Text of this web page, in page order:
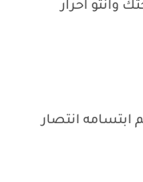
وانتو احرار
انتصار